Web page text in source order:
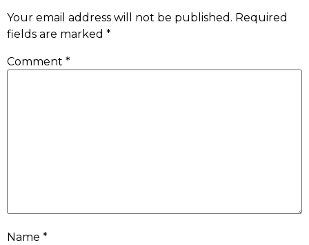
Your email address will not be published. Required
fields are marked *
Comment *
Name *